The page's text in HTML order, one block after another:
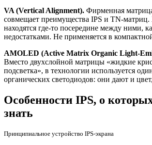
VA (Vertical Alignment). Фирменная
совмещает преимущества IPS и TN-матриц.
находятся где-то посередине между ними,
недостатками. Не применяется в
AMOLED (Active Matrix Organic Light-
Вместо двухслойной матрицы «жидкие
подсветка», в технологии используется
органических светодиодов: они дают и
Особенности IPS, о
знать
Принципиальное устройство IPS-экрана